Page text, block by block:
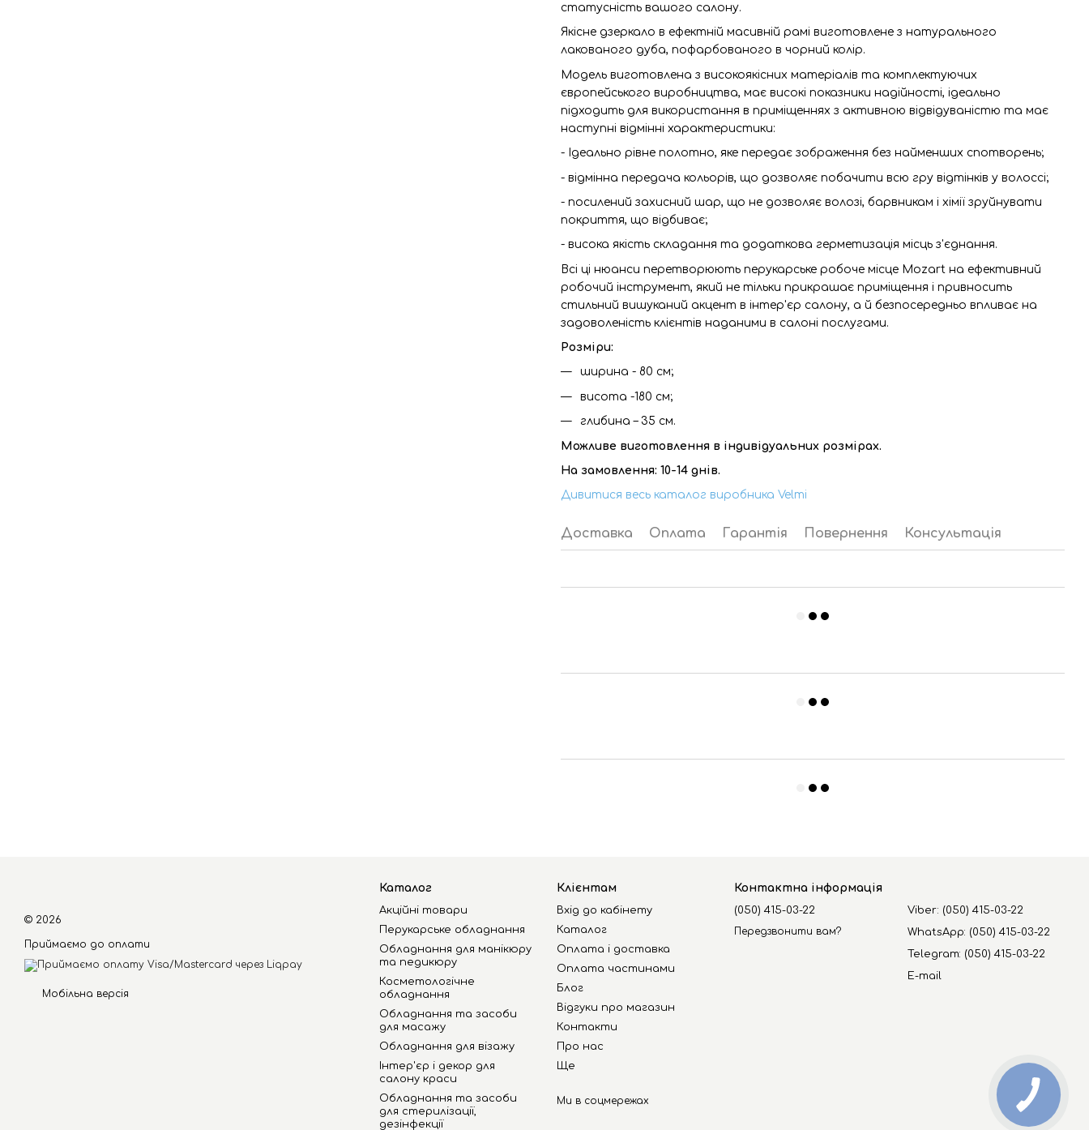
статусність вашого салону.
Якісне дзеркало в ефектній масивній рамі виготовлене з натурального
лакованого дуба, пофарбованого в чорний колір.
Модель виготовлена з високоякісних матеріалів та комплектуючих
європейського виробництва, має високі показники надійності, ідеально
підходить для використання в приміщеннях з активною відвідуваністю та має
наступні відмінні характеристики:
- Ідеально рівне полотно, яке передає зображення без найменших спотворень;
- відмінна передача кольорів, що дозволяє побачити всю гру відтінків у волоссі;
- посилений захисний шар, що не дозволяє волозі, барвникам і хімії зруйнувати
покриття, що відбиває;
- висока якість складання та додаткова герметизація місць з'єднання.
Всі ці нюанси перетворюють перукарське робоче місце Mozart на ефективний
робочий інструмент, який не тільки прикрашає приміщення і привносить
стильний вишуканий акцент в інтер'єр салону, а й безпосередньо впливає на
задоволеність клієнтів наданими в салоні послугами.
Розміри:
ширина - 80 см;
висота -180 см;
глибина – 35 см.
Можливе виготовлення в індивідуальних розмірах.
На замовлення: 10-14 днів.
Дивитися весь каталог виробника Velmi
Доставка Оплата Гарантія Повернення Консультація
© 2026
Приймаємо до оплати
Мобільна версія
Каталог
Акційні товари
Перукарське обладнання
Обладнання для манікюру
та педикюру
Косметологічне
обладнання
Обладнання та засоби
для масажу
Обладнання для візажу
Інтер'єр і декор для
салону краси
Обладнання та засоби
для стерилізації,
дезінфекції
Клієнтам
Вхід до кабінету
Каталог
Оплата і доставка
Оплата частинами
Блог
Відгуки про магазин
Контакти
Про нас
Ще
Ми в соцмережах
Контактна інформація
(050) 415-03-22
Передзвонити вам?
Viber: (050) 415-03-22
WhatsApp: (050) 415-03-22
Telegram: (050) 415-03-22
E-mail